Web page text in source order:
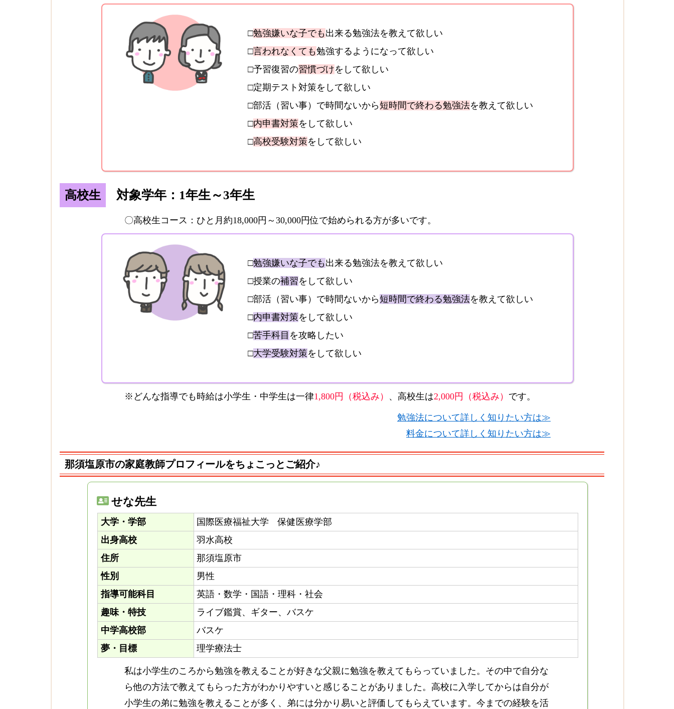
□勉強嫌いな子でも出来る勉強法を教えて欲しい
□言われなくても勉強するようになって欲しい
□予習復習の習慣づけをして欲しい
□定期テスト対策をして欲しい
□部活（習い事）で時間ないから短時間で終わる勉強法を教えて欲しい
□内申書対策をして欲しい
□高校受験対策をして欲しい
高校生 対象学年：1年生～3年生
〇高校生コース：ひと月約18,000円～30,000円位で始められる方が多いです。
□勉強嫌いな子でも 出来る勉強法を教えて欲しい
□授業の補習をして欲しい
□部活（習い事）で時間ないから短時間で終わる勉強法を教えて欲しい
□内申書対策をして欲しい
□苦手科目 を攻略したい
□大学受験対策をして欲しい
※どんな指導でも時給は小学生・中学生は一律1,800円（税込み） 、高校生は2,000円（税込み） です。
勉強法について詳しく知りたい方は≫
料金について詳しく知りたい方は≫
那須塩原市の家庭教師プロフィールをちょこっとご紹介♪
せな先生
大学・学部
国際医療福祉大学 保健医療学部
出身高校
羽水高校
住所
那須塩原市
性別
男性
指導可能科目
英語・数学・国語・理科・社会
趣味・特技
ライブ鑑賞、ギター、バスケ
中学高校部
バスケ
夢・目標
理学療法士
私は小学生のころから勉強を教えることが好きな父親に勉強を教えてもらっていました。その中で自分な
ら他の方法で教えてもらった方がわかりやすいと感じることがありました。高校に入学してからは自分が
小学生の弟に勉強を教えることが多く、弟には分かり易いと評価してもらえています。今までの経験を活